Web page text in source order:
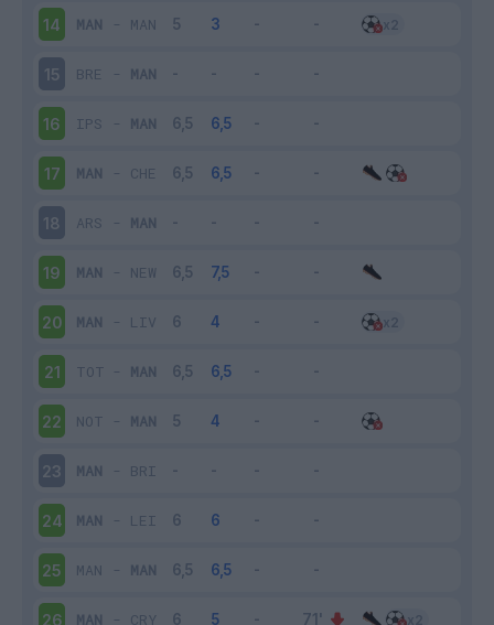
14 MAN - MAN
15 BRE - MAN
16 IPS - MAN
17 MAN - CHE
18 ARS - MAN
19 MAN - NEW
20 MAN - LIV
21 TOT - MAN
22 NOT - MAN
23 MAN - BRI
24 MAN - LEI
25 MAN - MAN
26 MAN - CRY